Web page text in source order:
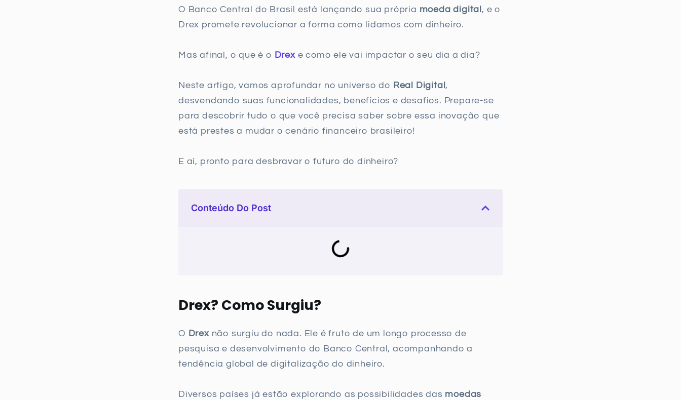
O Banco Central do Brasil está lançando sua própria moeda digital, e o
Drex promete revolucionar a forma como lidamos com dinheiro.
Mas afinal, o que é o Drexe como ele vai impactar o seu dia a dia?
Neste artigo, vamos aprofundar no universo do Real Digital,
desvendando suas funcionalidades, benefícios e desafios. Prepare-se
para descobrir tudo o que você precisa saber sobre essa inovação que
está prestes a mudar o cenário financeiro brasileiro!
E aí, pronto para desbravar o futuro do dinheiro?
Conteúdo Do Post
Drex? Como Surgiu?
O Drexnão surgiu do nada. Ele é fruto de um longo processo de
pesquisa e desenvolvimento do Banco Central, acompanhando a
tendência global de digitalização do dinheiro.
Diversos países já estão explorando as possibilidades das moedas